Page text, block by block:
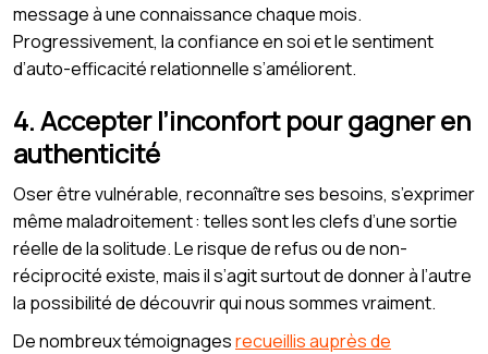
message à une connaissance chaque mois.
Progressivement, la confiance en soi et le sentiment
d’auto-efficacité relationnelle s’améliorent.
4. Accepter l’inconfort pour gagner en
authenticité
Oser être vulnérable, reconnaître ses besoins, s’exprimer
même maladroitement : telles sont les clefs d’une sortie
réelle de la solitude. Le risque de refus ou de non-
réciprocité existe, mais il s’agit surtout de donner à l’autre
la possibilité de découvrir qui nous sommes vraiment.
De nombreux témoignagesrecueillis auprès de